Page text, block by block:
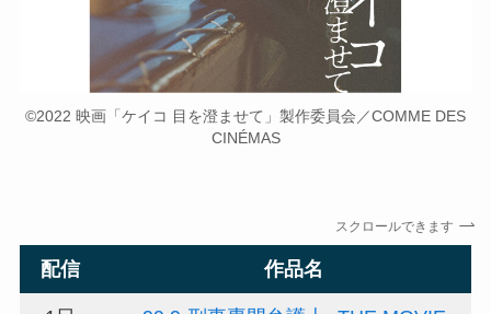
©2022 映画「ケイコ 目を澄ませて」製作委員会／COMME DES
CINÉMAS
スクロールできます
配信 作品名